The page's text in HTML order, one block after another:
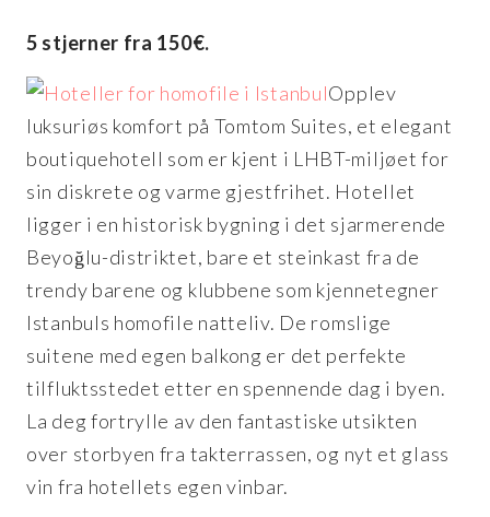
5 stjerner fra 150€.
Opplev
luksuriøs komfort på Tomtom Suites, et elegant
boutiquehotell som er kjent i LHBT-miljøet for
sin diskrete og varme gjestfrihet. Hotellet
ligger i en historisk bygning i det sjarmerende
Beyoğlu-distriktet, bare et steinkast fra de
trendy barene og klubbene som kjennetegner
Istanbuls homofile natteliv. De romslige
suitene med egen balkong er det perfekte
tilfluktsstedet etter en spennende dag i byen.
La deg fortrylle av den fantastiske utsikten
over storbyen fra takterrassen, og nyt et glass
vin fra hotellets egen vinbar.